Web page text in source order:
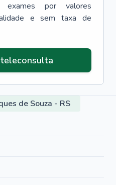
exames por valores
e sem taxa de
de Souza - RS